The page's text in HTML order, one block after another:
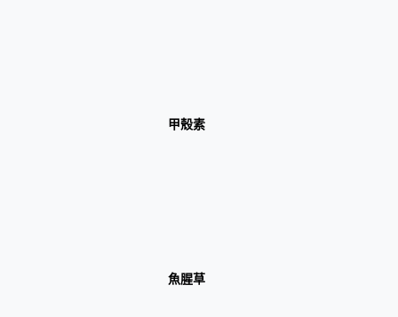
甲殼素
魚腥草